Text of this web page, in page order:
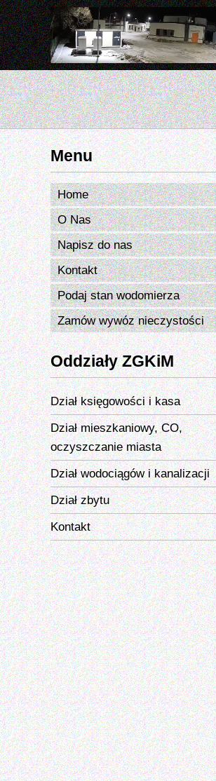
Menu
Home
O Nas
Napisz do nas
Kontakt
Podaj stan wodomierza
Zamów wywóz nieczystości
Oddziały ZGKiM
Dział księgowości i kasa
Dział mieszkaniowy, CO,
oczyszczanie miasta
Dział wodociągów i kanalizacji
Dział zbytu
Kontakt